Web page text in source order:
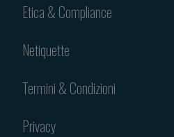
Etica & Compliance
Netiquette
Termini & Condizioni
Privacy